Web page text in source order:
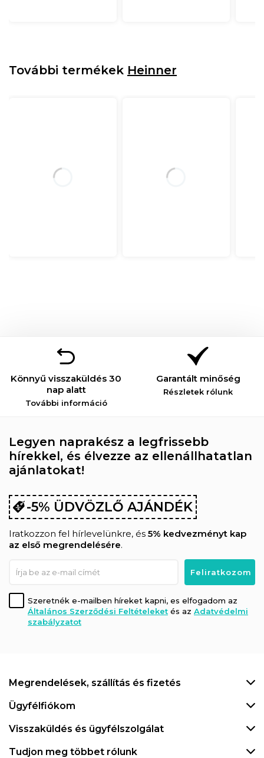
További termékek Heinner
Könnyű visszaküldés 30
nap alatt
További információ
Garantált minőség
Részletek rólunk
Legyen naprakész a legfrissebb
hírekkel, és élvezze az ellenállhatatlan
ajánlatokat!
-5% ÜDVÖZLŐ AJÁNDÉK
Iratkozzon fel hírlevelünkre, és 5% kedvezményt kap
az első megrendelésére.
Szeretnék e-mailben híreket kapni, es elfogadom az
Általános Szerződési Feltételeket és az Adatvédelmi
szabályzatot
Megrendelések, szállítás és fizetés
Ügyfélfiókom
Visszaküldés és ügyfélszolgálat
Tudjon meg többet rólunk